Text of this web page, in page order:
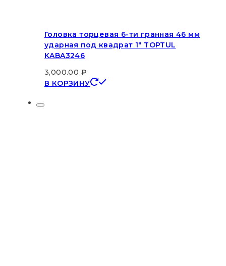
Головка торцевая 6-ти гранная 46 мм
ударная под квадрат 1″ TOPTUL
KABA3246
3,000.00 ₽
В КОРЗИНУ